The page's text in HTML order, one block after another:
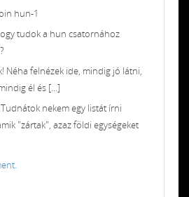
hun-1
tudok a hun csatornához
Néha felnézek ide, mindig jó látni,
él és [...]
Tudnátok nekem egy listát írni
"zártak", azaz földi egységeket